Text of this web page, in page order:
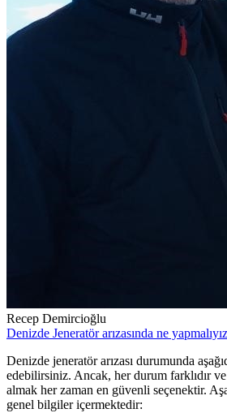
Recep Demircioğlu
Denizde Jeneratör arızasında ne
Denizde jeneratör arızası durumunda
edebilirsiniz. Ancak, her durum farklıdır
almak her zaman en güvenli seçenektir.
genel bilgiler içermektedir: